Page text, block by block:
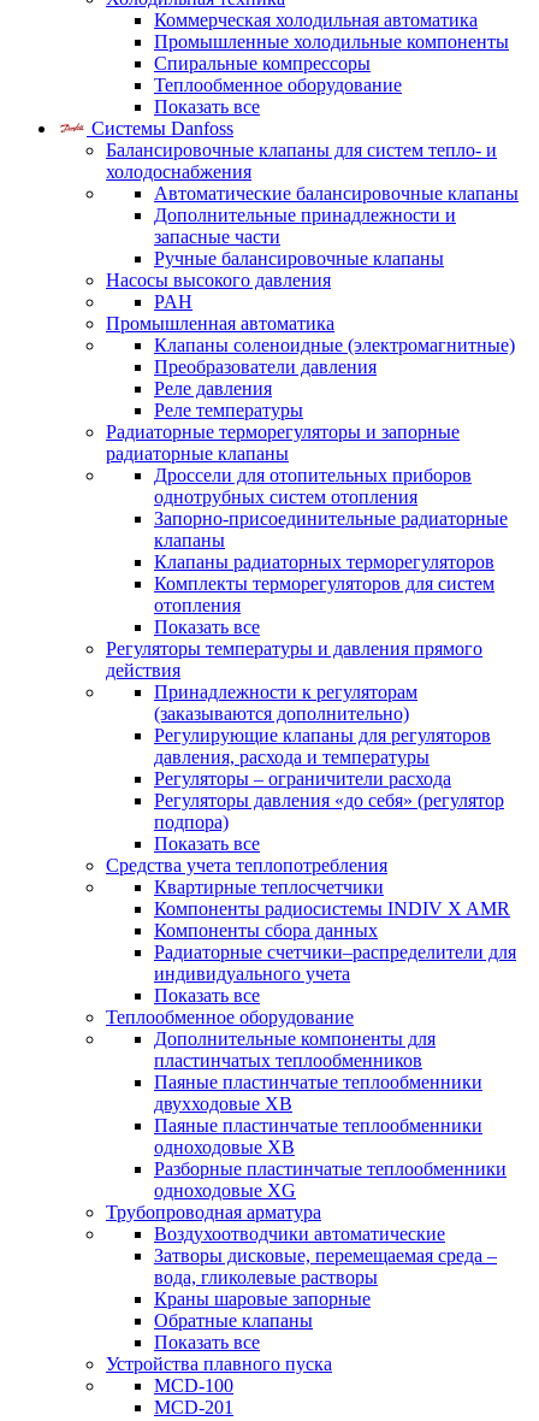
Коммерческая холодильная автоматика
Промышленные холодильные компоненты
Спиральные компрессоры
Теплообменное оборудование
Показать все
Системы Danfoss
Балансировочные клапаны для систем тепло- и
холодоснабжения
Автоматические балансировочные клапаны
Дополнительные принадлежности и
запасные части
Ручные балансировочные клапаны
Насосы высокого давления
PAH
Промышленная автоматика
Клапаны соленоидные (электромагнитные)
Преобразователи давления
Реле давления
Реле температуры
Радиаторные терморегуляторы и запорные
радиаторные клапаны
Дроссели для отопительных приборов
однотрубных систем отопления
Запорно-присоединительные радиаторные
клапаны
Клапаны радиаторных терморегуляторов
Комплекты терморегуляторов для систем
отопления
Показать все
Регуляторы температуры и давления прямого
действия
Принадлежности к регуляторам
(заказываются дополнительно)
Регулирующие клапаны для регуляторов
давления, расхода и температуры
Регуляторы – ограничители расхода
Регуляторы давления «до себя» (регулятор
подпора)
Показать все
Средства учета теплопотребления
Квартирные теплосчетчики
Компоненты радиосистемы INDIV X AMR
Компоненты сбора данных
Радиаторные счетчики–распределители для
индивидуального учета
Показать все
Теплообменное оборудование
Дополнительные компоненты для
пластинчатых теплообменников
Паяные пластинчатые теплообменники
двухходовые XB
Паяные пластинчатые теплообменники
одноходовые ХВ
Разборные пластинчатые теплообменники
одноходовые ХG
Трубопроводная арматура
Воздухоотводчики автоматические
Затворы дисковые, перемещаемая среда –
вода, гликолевые растворы
Краны шаровые запорные
Обратные клапаны
Показать все
Устройства плавного пуска
MCD-100
MCD-201